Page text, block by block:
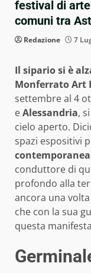
festival di
comuni tra
Redazione 7
Il sipario si è
Monferrato Art
settembre al 4
eAlessandria,
cielo aperto.
spazi espositivi
contemporanea
conduttore di
profondo alla
ancora una
che con la sua
questa